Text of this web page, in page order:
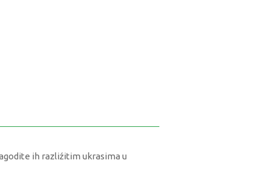
ih razliźitim ukrasima u